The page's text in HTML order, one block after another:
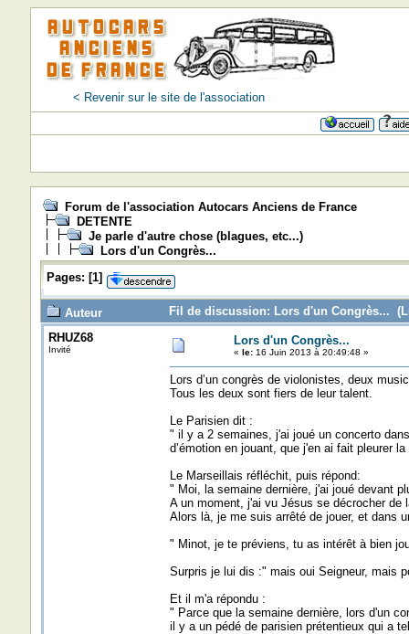
< Revenir sur le site de l'association
Forum de l'association Autocars Anciens de France
DETENTE
Je parle d'autre chose (blagues, etc...)
Lors d'un Congrès...
Pages: [1]
Auteur
Fil de discussion: Lors d'un Congrès...
RHUZ68
Invité
Lors d'un Congrès...
« le:16 Juin 2013 à 20:49:48 »
Lors d’un congrès de violonistes, deux
Tous les deux sont fiers de leur talent.
Le Parisien dit :
" il y a 2 semaines, j'ai joué un concerto
d’émotion en jouant, que j'en ai fait pleurer
Le Marseillais réfléchit, puis répond:
" Moi, la semaine dernière, j'ai joué devant
A un moment, j'ai vu Jésus se décrocher de
Alors là, je me suis arrêté de jouer, et dans
" Minot, je te préviens, tu as intérêt à bien
Surpris je lui dis :" mais oui Seigneur, mais
Et il m'a répondu :
" Parce que la semaine dernière, lors d'un
il y a un pédé de parisien prétentieux qui a